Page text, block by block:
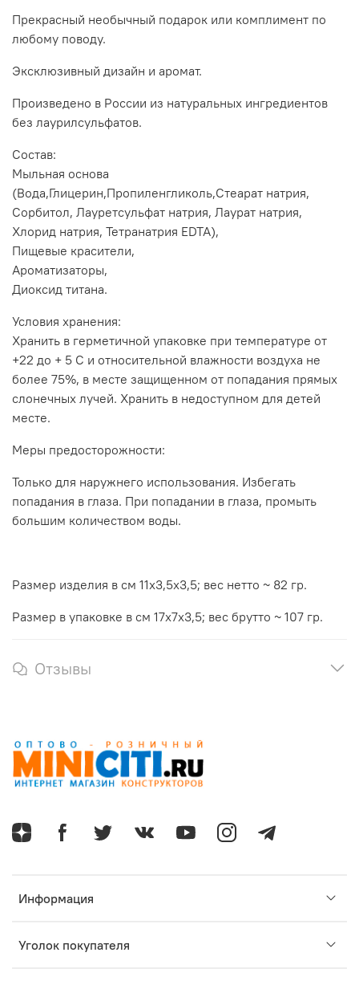
Прекрасный необычный подарок или комплимент по
любому поводу.
Эксклюзивный дизайн и аромат.
Произведено в России из натуральных ингредиентов
без лаурилсульфатов.
Состав:
Мыльная основа
(Вода,Глицерин,Пропиленгликоль,Стеарат натрия,
Сорбитол, Лауретсульфат натрия, Лаурат натрия,
Хлорид натрия, Тетранатрия EDTA),
Пищевые красители,
Ароматизаторы,
Диоксид титана.
Условия хранения:
Хранить в герметичной упаковке при температуре от
+22 до + 5 С и относительной влажности воздуха не
более 75%, в месте защищенном от попадания прямых
слонечных лучей. Хранить в недоступном для детей
месте.
Меры предосторожности:
Только для наружнего использования. Избегать
попадания в глаза. При попадании в глаза, промыть
большим количеством воды.
Размер изделия в см 11х3,5х3,5; вес нетто ~ 82 гр.
Размер в упаковке в см 17х7х3,5; вес брутто ~ 107 гр.
Отзывы
Информация
Уголок покупателя